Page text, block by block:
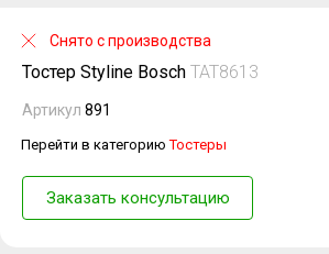
Тостер Styline Bosch TAT8613
Артикул 891
Перейти в категориюТостеры
Заказать консультацию
Снято с производства